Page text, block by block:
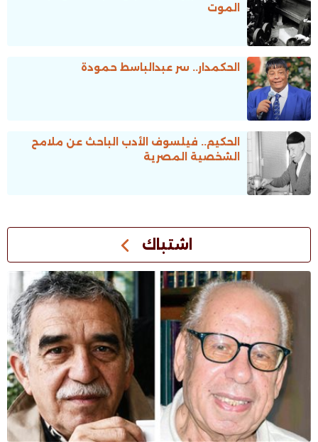
الموت
الحكمدار.. سر عبدالباسط حمودة
الحكيم.. فيلسوف الأدب الباحث عن ملامح
الشخصية المصرية
اشتباك